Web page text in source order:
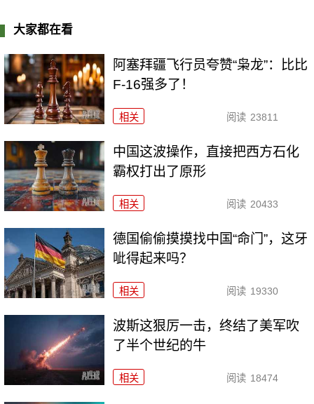
大家都在看
阿塞拜疆飞行员夸赞“枭龙”：比比
F-16强多了！
相关 阅读 23811
中国这波操作，直接把西方石化
霸权打出了原形
相关 阅读 20433
德国偷偷摸摸找中国“命门”，这牙
呲得起来吗？
相关 阅读 19330
波斯这狠厉一击，终结了美军吹
了半个世纪的牛
相关 阅读 18474